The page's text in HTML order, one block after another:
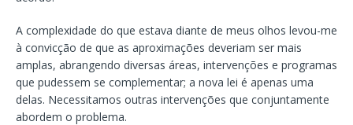
A complexidade do que estava diante de meus olhos levou-me
à convicção de que as aproximações deveriam ser mais
amplas, abrangendo diversas áreas, intervenções e programas
que pudessem se complementar; a nova lei é apenas uma
delas. Necessitamos outras intervenções que conjuntamente
abordem o problema.